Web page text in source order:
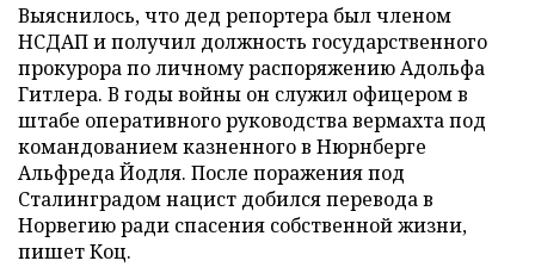
Выяснилось, что дед репортера был членом
НСДАП и получил должность государственного
прокурора по личному распоряжению Адольфа
Гитлера. В годы войны он служил офицером в
штабе оперативного руководства вермахта под
командованием казненного в Нюрнберге
Альфреда Йодля. После поражения под
Сталинградом нацист добился перевода в
Норвегию ради спасения собственной жизни,
пишет Коц.